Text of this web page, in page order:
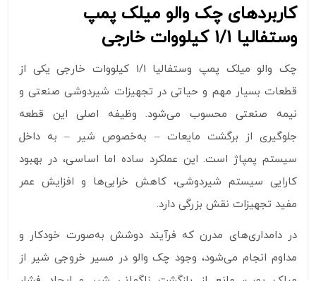
کاربردهای چک والو میلک پمپ
وستفالیا 1/1 کیلووات خارجی
چک والو میلک پمپ وستفالیا 1/1 کیلووات خارجی یکی از
قطعات بسیار مهم و حیاتی در تجهیزات شیردوشی صنعتی و
نیمه‌ صنعتی محسوب می‌شود. وظیفه اصلی این قطعه
جلوگیری از برگشت مایعات – به‌خصوص شیر – به داخل
سیستم پمپاژ است. این عملکرد ساده اما اساسی، در بهبود
کارایی سیستم شیردوشی، کاهش خرابی‌ها و افزایش عمر
مفید تجهیزات نقش بزرگی دارد.
در دامداری‌های مدرن که فرآیند دوشش به‌صورت خودکار و
مداوم انجام می‌شود، وجود چک والو در مسیر خروجی شیر از